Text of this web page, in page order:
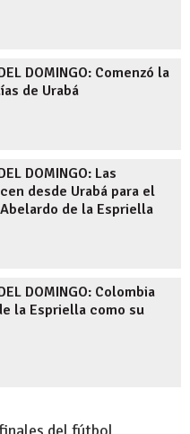
DOMINGO: Comenzó la
de Urabá
DOMINGO: Las
desde Urabá para el
de la Espriella
DOMINGO: Colombia
la Espriella como su